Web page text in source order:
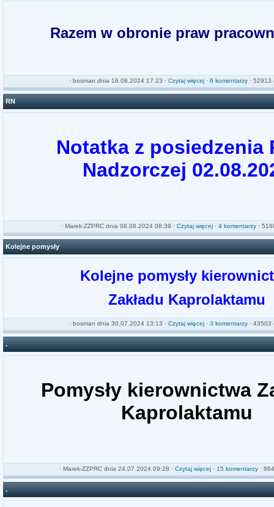
Razem w obronie praw
· bosman dnia 16.08.2024 17:23 · Czytaj więcej · 6 komentarzy · 52913
RN
Notatka z posiedzenia
Nadzorczej
· Marek-ZZPRCdnia 08.08.2024 08:39 · Czytaj więcej· 4 komentarzy·
Kolejne pomysły
Kolejne pomysły
Zakładu Kaprolaktamu
· bosman dnia 30.07.2024 13:13 · Czytaj więcej · 3 komentarzy · 43503
.
Pomysły kierownictwa
Kaprolaktamu
· Marek-ZZPRCdnia 24.07.2024 09:28 · Czytaj więcej· 15 komentarzy·
.